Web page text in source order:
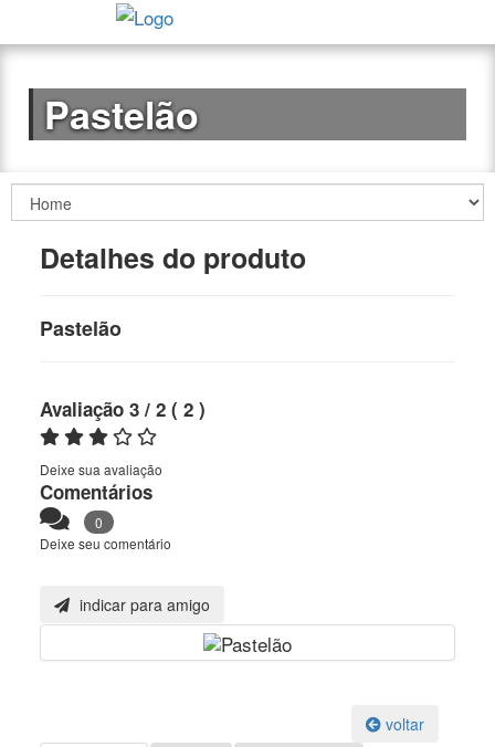
Pastelão
Detalhes do produto
Pastelão
Avaliação3 / 2(2 )
Deixe sua avaliação
Comentários
0
Deixe seu comentário
indicar para amigo
voltar